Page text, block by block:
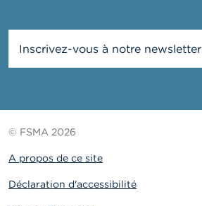
Inscrivez-vous à notre newsletter
© FSMA 2026
A propos de ce site
Déclaration d'accessibilité